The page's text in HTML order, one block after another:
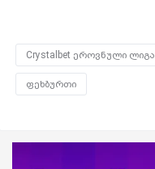
Crystalbet ეროვნული ლიგა
ფეხბურთი